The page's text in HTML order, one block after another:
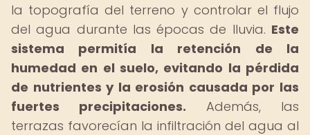
la topografía del terreno y controlar el flujo
del agua durante las épocas de lluvia. Este
sistema permitía la retención de la
humedad en el suelo, evitando la pérdida
de nutrientes y la erosión causada por las
fuertes precipitaciones. Además, las
terrazas favorecían la infiltración del agua al